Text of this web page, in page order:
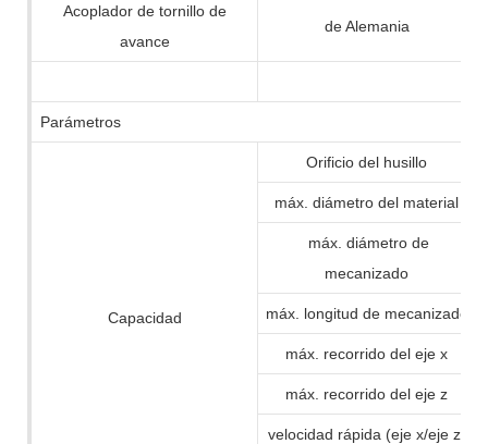
Acoplador de tornillo de
avance
de Alemania
Parámetros
Capacidad
Orificio del husillo
máx. diámetro del material
máx. diámetro de
mecanizado
máx. longitud de mecanizado
máx. recorrido del eje x
máx. recorrido del eje z
velocidad rápida (eje x/eje z)